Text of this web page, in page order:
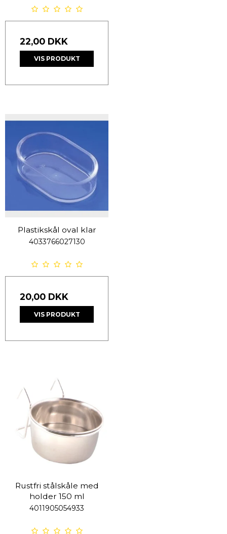
22,00 DKK
VIS PRODUKT
Plastikskål oval klar
4033766027130
20,00 DKK
VIS PRODUKT
Rustfri stålskåle med
holder 150 ml
4011905054933